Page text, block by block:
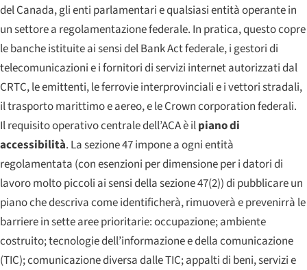
del Canada, gli enti parlamentari e qualsiasi entità operante in
un settore a regolamentazione federale. In pratica, questo copre
le banche istituite ai sensi del Bank Act federale, i gestori di
telecomunicazioni e i fornitori di servizi internet autorizzati dal
CRTC, le emittenti, le ferrovie interprovinciali e i vettori stradali,
il trasporto marittimo e aereo, e le Crown corporation federali.
Il requisito operativo centrale dell’ACA è ilpiano di
accessibilità. La sezione 47 impone a ogni entità
regolamentata (con esenzioni per dimensione per i datori di
lavoro molto piccoli ai sensi della sezione 47(2)) di pubblicare un
piano che descriva come identificherà, rimuoverà e prevenirrà le
barriere in sette aree prioritarie: occupazione; ambiente
costruito; tecnologie dell’informazione e della comunicazione
(TIC); comunicazione diversa dalle TIC; appalti di beni, servizi e